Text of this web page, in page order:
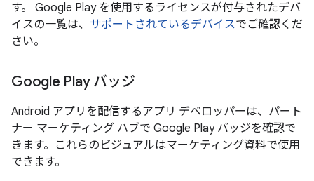
す。 Google Play を使用するライセンスが付与されたデバ
イスの一覧は、 サポートされているデバイスでご確認くだ
さい。
Google Play バッジ
Android アプリを配信するアプリ デベロッパーは、パート
ナー マーケティング ハブで Google Play バッジを確認で
きます。これらのビジュアルはマーケティング資料で使用
できます。